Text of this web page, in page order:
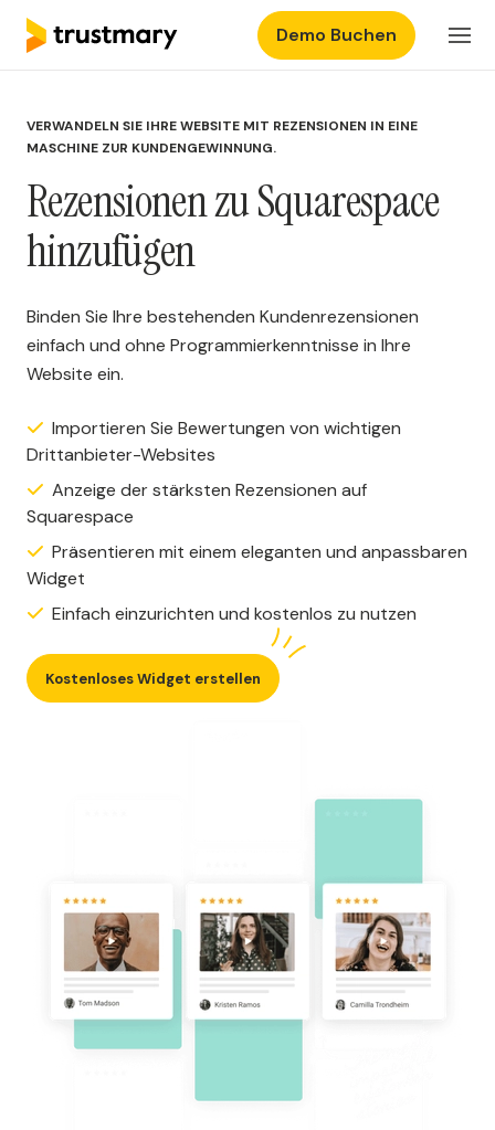
Produkte
Ressourcen
DE Einloggen
Demo Buchen
VERWANDELN SIE IHRE WEBSITE MIT REZENSIONEN IN EINE
MASCHINE ZUR KUNDENGEWINNUNG.
Rezensionen zu Squarespace
hinzufügen
Binden Sie Ihre bestehenden Kundenrezensionen
einfach und ohne Programmierkenntnisse in Ihre
Website ein.
Importieren Sie Bewertungen von wichtigen
Drittanbieter-Websites
Anzeige der stärksten Rezensionen auf
Squarespace
Präsentieren mit einem eleganten und anpassbaren
Widget
Einfach einzurichten und kostenlos zu nutzen
Kostenloses Widget erstellen